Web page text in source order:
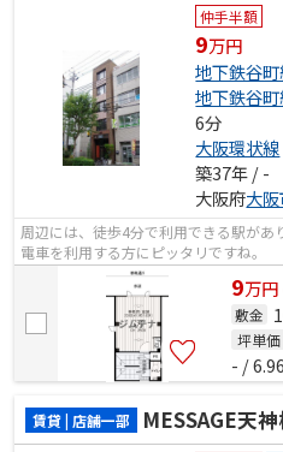
仲手半額
9万円
地下鉄谷
地下鉄谷
6分
大阪環状線
築37年 / -
大阪府大
周辺には、徒歩4分で利用できる駅があ
電車を利用する方にピッタリですね。
9万円
敷金
坪単価
- /
賃貸 | 店舗一部 MESSAGE天